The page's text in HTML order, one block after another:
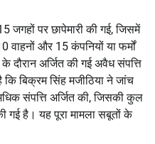
जगहों पर छापेमारी की गई, जिसमें
वाहनों और 15 कंपनियों या फर्मों
दौरान अर्जित की गई अवैध संपत्ति
कि बिक्रम सिंह मजीठिया ने जांच
संपत्ति अर्जित की, जिसकी कुल
है। यह पूरा मामला सबूतों के